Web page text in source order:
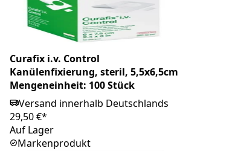
Curafix i.v. Control
Kanülenfixierung, steril, 5,5x6,5cm
Mengeneinheit: 100 Stück
Versand innerhalb Deutschlands
29,50 €*
Auf Lager
Markenprodukt